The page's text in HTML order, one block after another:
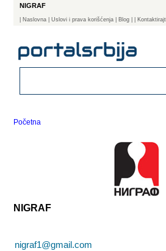
NIGRAF
Naslovna | Uslovi i prava korišćenja Blog |
Početna
NIGRAF
nigraf1@gmail.com